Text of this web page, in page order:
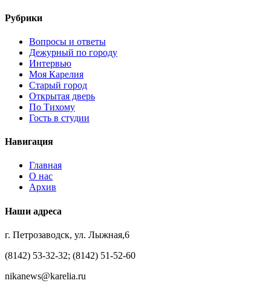
Рубрики
Вопросы и ответы
Дежурный по городу
Интервью
Моя Карелия
Старый город
Открытая дверь
По Тихому
Гость в студии
Навигация
Главная
О нас
Архив
Наши адреса
г. Петрозаводск, ул. Лыжная,6
(8142) 53-32-32; (8142) 51-52-60
nikanews@karelia.ru